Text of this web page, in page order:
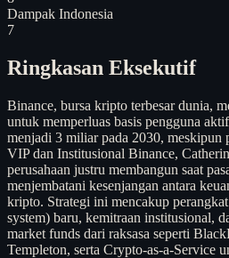
Dampak Indonesia
7
Ringkasan Eksekutif
Binance, bursa kripto terbesar dunia,
untuk memperluas basis pengguna
menjadi 3 miliar pada 2030, meskipun
VIP dan Institusional Binance,
perusahaan justru membangun saat
menjembatani kesenjangan antara
kripto. Strategi ini mencakup
system) baru, kemitraan institusional,
market funds dari raksasa seperti
Templeton, serta Crypto-as-a-Service